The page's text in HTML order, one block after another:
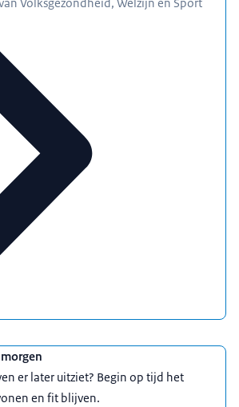
er later uitziet? Begin op tijd het
en fit blijven.